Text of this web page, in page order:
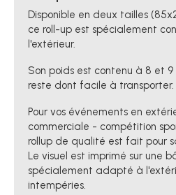
Disponible en deux tailles
ce roll-up est spécialement
l'extérieur.
Son poids est contenu à 8 et 9
reste dont facile à transporter.
Pour vos événements en
commerciale - compétition
rollup de qualité est fait pour
Le visuel est imprimé sur une
spécialement adapté à
intempéries.